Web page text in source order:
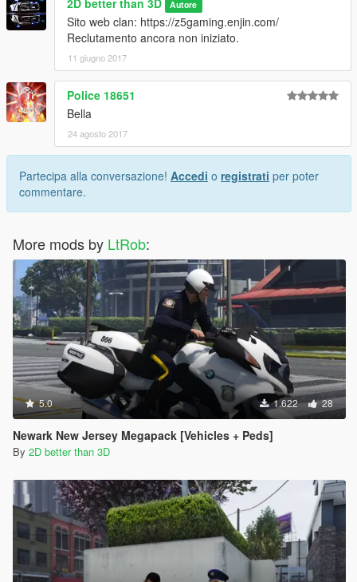
Autore
Sito web clan: https://z5gaming.enjin.com/
Reclutamento ancora non iniziato.
11 giugno 2017
Police 18651
Bella
24 agosto 2017
Partecipa alla conversazione! Accedi o registrati per poter
commentare.
More mods by LtRob:
5.0 1.622 28
Newark New Jersey Megapack [Vehicles + Peds]
By 2D better than 3D